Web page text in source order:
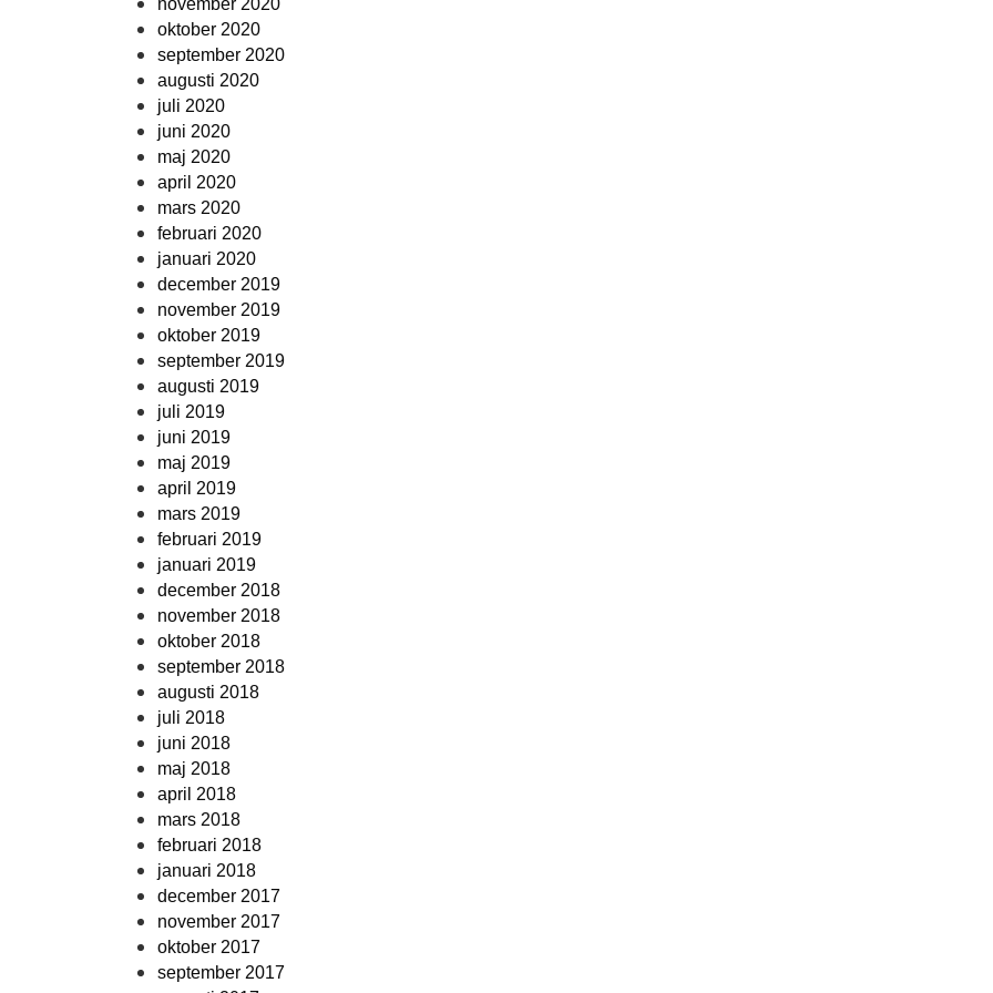
november 2020
oktober 2020
september 2020
augusti 2020
juli 2020
juni 2020
maj 2020
april 2020
mars 2020
februari 2020
januari 2020
december 2019
november 2019
oktober 2019
september 2019
augusti 2019
juli 2019
juni 2019
maj 2019
april 2019
mars 2019
februari 2019
januari 2019
december 2018
november 2018
oktober 2018
september 2018
augusti 2018
juli 2018
juni 2018
maj 2018
april 2018
mars 2018
februari 2018
januari 2018
december 2017
november 2017
oktober 2017
september 2017